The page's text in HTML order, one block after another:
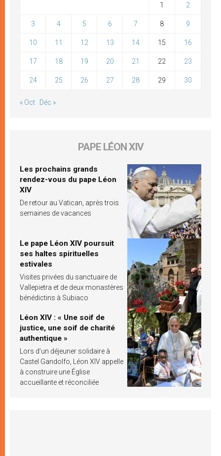
1 2
3 4 5 6 7 8 9
10 11 12 13 14 15 16
17 18 19 20 21 22 23
24 25 26 27 28 29 30
« Oct Déc »
PAPE LÉON XIV
Les prochains grands
rendez-vous du pape Léon
XIV
De retour au Vatican, après trois
semaines de vacances
Le pape Léon XIV poursuit
ses haltes spirituelles
estivales
Visites privées du sanctuaire de
Vallepietra et de deux monastères
bénédictins à Subiaco
Léon XIV : « Une soif de
justice, une soif de charité
authentique »
Lors d’un déjeuner solidaire à
Castel Gandolfo, Léon XIV appelle
à construire une Église
accueillante et réconciliée